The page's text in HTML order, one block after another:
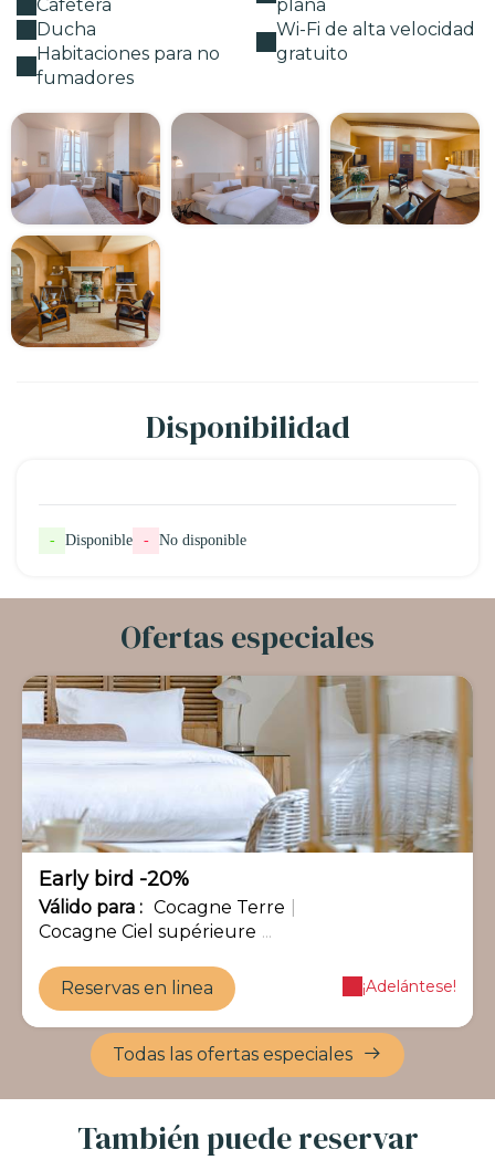
Cafetera
Ducha
Habitaciones para no
fumadores
plana
Wi-Fi de alta velocidad
gratuito
Disponibilidad
- Disponible - No disponible
Ofertas especiales
-20%
Early bird -20%
Válido para : Cocagne Terre
Cocagne Ciel supérieure ...
Reservas en linea ¡Adelántese!
Todas las ofertas especiales
También puede reservar